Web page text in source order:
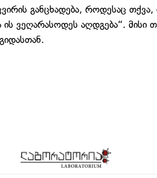
განცხადება, როდესაც
ვეღარასოდეს აღდგება“. მისი